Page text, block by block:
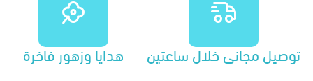
هدايا وزهور فاخرة توصيل مجاني خلال ساعتين